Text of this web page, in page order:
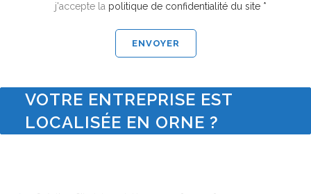
j'accepte la politique de confidentialité du site *
VOTRE ENTREPRISE EST
LOCALISÉE EN ORNE ?